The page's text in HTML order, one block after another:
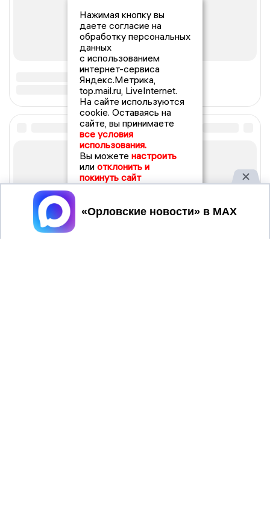
Нажимая кнопку вы
даете согласие на
обработку персональных
данных
с использованием
интернет-сервиса
Яндекс.Метрика,
top.mail.ru, LiveInternet.
На сайте используются
cookie. Оставаясь на
сайте, вы принимаете
все условия
использования.
Вы можете настроить
или отклонить и
покинуть сайт
Принять